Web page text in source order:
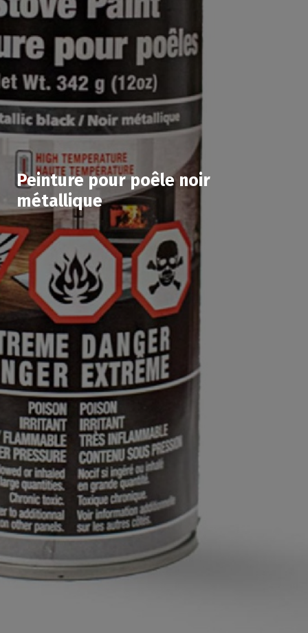
Peinture pour poêle noir
métallique